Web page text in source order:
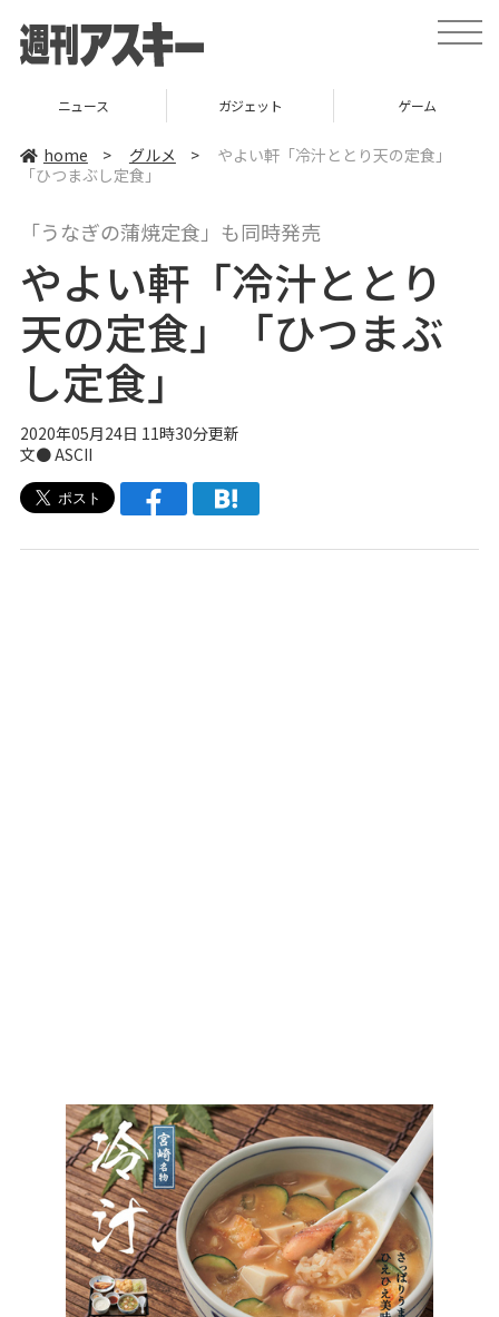
t
o
ニュース ガジェット ゲーム
home > グルメ >
やよい軒「冷汁ととり天の定食」
「ひつまぶし定食」
「うなぎの蒲焼定食」も同時発売
やよい軒「冷汁ととり
天の定食」「ひつまぶ
し定食」
2020年05月24日 11時30分更新
文● ASCII